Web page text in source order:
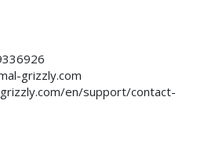
grizzly.com
en/support/contact-